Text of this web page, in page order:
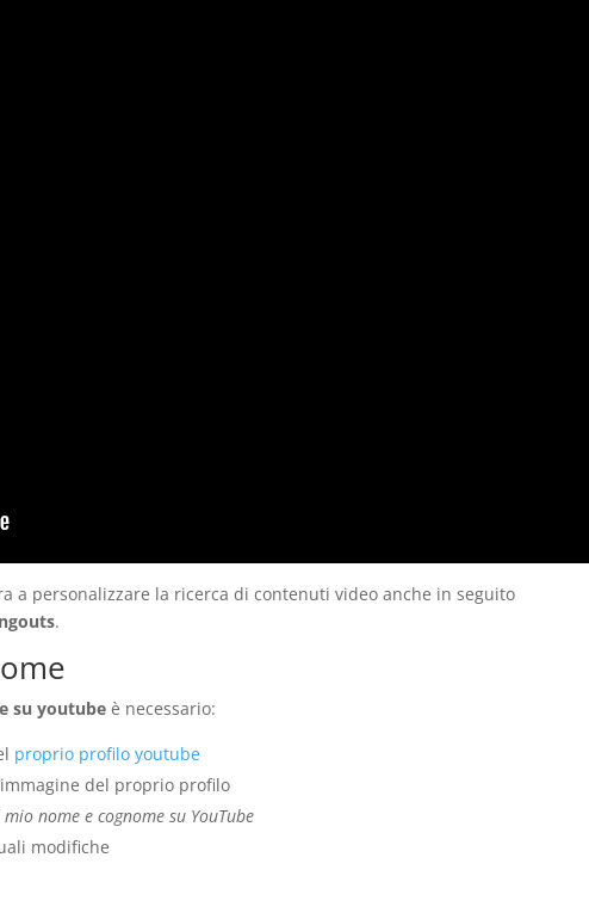
a personalizzare la ricerca di contenuti video anche in seguito
.
su youtube è necessario:
proprio profilo youtube
del proprio profilo
nome e cognome su YouTube
modifiche